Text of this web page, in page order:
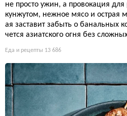
не просто ужин, а провокация для
кунжутом, нежное мясо и острая
ая заставит забыть о банальных
чется азиатского огня без
Еда и рецепты 13 686